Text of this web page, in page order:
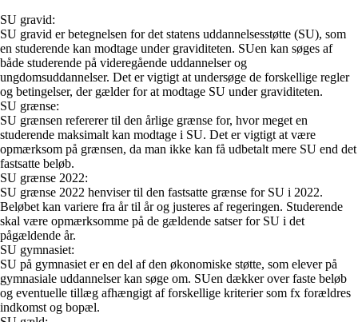
SU gravid:
SU gravid er betegnelsen for det statens uddannelsesstøtte (SU), som
en studerende kan modtage under graviditeten. SUen kan søges af
både studerende på videregående uddannelser og
ungdomsuddannelser. Det er vigtigt at undersøge de forskellige regler
og betingelser, der gælder for at modtage SU under graviditeten.
SU grænse:
SU grænsen refererer til den årlige grænse for, hvor meget en
studerende maksimalt kan modtage i SU. Det er vigtigt at være
opmærksom på grænsen, da man ikke kan få udbetalt mere SU end det
fastsatte beløb.
SU grænse 2022:
SU grænse 2022 henviser til den fastsatte grænse for SU i 2022.
Beløbet kan variere fra år til år og justeres af regeringen. Studerende
skal være opmærksomme på de gældende satser for SU i det
pågældende år.
SU gymnasiet:
SU på gymnasiet er en del af den økonomiske støtte, som elever på
gymnasiale uddannelser kan søge om. SUen dækker over faste beløb
og eventuelle tillæg afhængigt af forskellige kriterier som fx forældres
indkomst og bopæl.